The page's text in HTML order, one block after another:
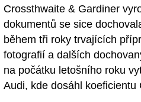
Crossthwaite & Gardiner
dokumentů se sice
během tři roky trvajících
fotografií a dalších
na počátku letošního roku
Audi, kde dosáhl koeficientu